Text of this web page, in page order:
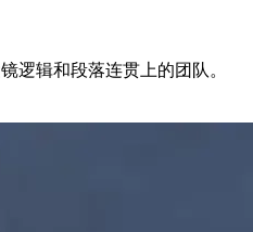
逻辑和段落连贯上的团队。